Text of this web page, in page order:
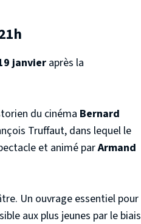
janvier après la
du cinéma Bernard
Truffaut, dans lequel le
et animé parArmand
Un ouvrage essentiel pour
aux plus jeunes par le biais